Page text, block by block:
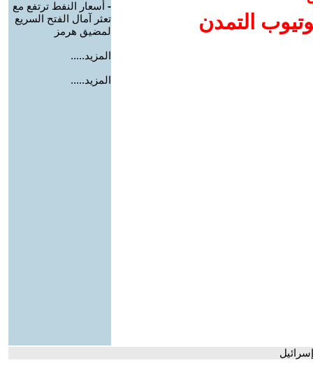
التمدن
- أسعار النفط ترتفع مع
تعثر آمال الفتح السريع
لمضيق هرمز
المزيد.....
المزيد.....